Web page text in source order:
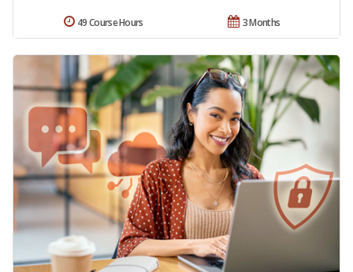
3 Months
49 Course Hours